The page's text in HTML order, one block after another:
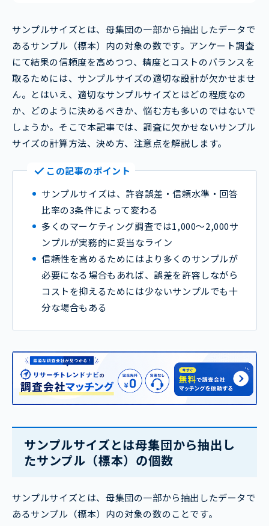
サンプルサイズとは、母集団の一部から抽出したデータで
あるサンプル（標本）内の対象の数です。アンケート調査
にて結果の信頼度を高めつつ、精度とコストのバランスを
取るためには、サンプルサイズの適切な設計が欠かせませ
ん。とはいえ、適切なサンプルサイズとはどの程度なの
か、どのように決めるべきか、悩む方も多いのではないで
しょうか。そこで本記事では、調査に欠かせないサンプル
サイズの計算方法、決め方、注意点を解説します。
この記事のポイント
サンプルサイズは、許容誤差・信頼水準・回答
比率の3条件によって変わる
多くのマーケティング調査では1,000～2,000サ
ンプルが実務的に妥当なライン
信頼性を高めるためにはより多くのサンプルが
必要になる場合もあれば、誤差を許容しながら
コストを抑えるためには少ないサンプルでも十
分な場合もある
サンプルサイズとは母集団から抽出し
たサンプル（標本）の個数
サンプルサイズとは、母集団の一部から抽出したデータで
あるサンプル（標本）内の対象の数のことです。